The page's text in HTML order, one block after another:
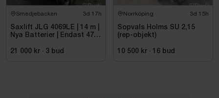
Smedjebacken 3d 17h
Saxlift JLG 4069LE | 14 m |
Nya Batterier | Endast 475
21 000 kr · 3 bud
Norrköping 3d 15h
Sopvals Holms SU 2,15
(rep-objekt)
10 500 kr · 16 bud